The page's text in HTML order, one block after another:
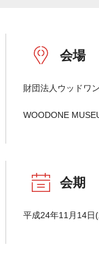
会場
財団法人ウッドワ
WOODONE
会期
平成24年11月14日